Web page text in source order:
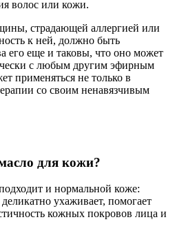
волос или кожи.
страдающей аллергией или
к ней, должно быть
его еще и таковы, что оно может
с любым другим эфирным
применяться не только в
со своим ненавязчивым
для кожи?
и нормальной коже:
ухаживает, помогает
кожных покровов лица и